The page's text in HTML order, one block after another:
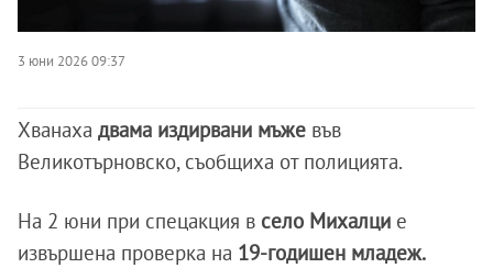
3 юни 2026 09:37
Хванаха двама издирвани мъже във
Великотърновско, съобщиха от полицията.
На 2 юни при спецакция в село Михалци е
извършена проверка на 19-годишен младеж.